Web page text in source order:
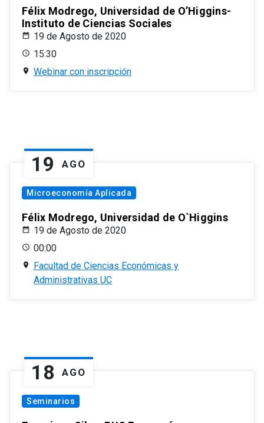
Félix Modrego, Universidad de O’Higgins-
Instituto de Ciencias Sociales
19 de Agosto de 2020
15:30
Webinar con inscripción
19 AGO
Microeconomía Aplicada
Félix Modrego, Universidad de O`Higgins
19 de Agosto de 2020
00:00
Facultad de Ciencias Económicas y
Administrativas UC
18 AGO
Seminarios